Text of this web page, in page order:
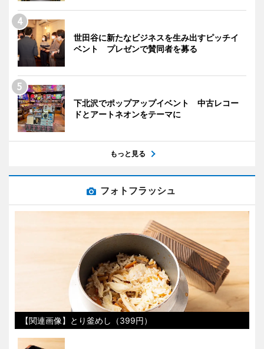
世田谷に新たなビジネスを生み出すピッチイ
ベント プレゼンで賛同者を募る
下北沢でポップアップイベント 中古レコー
ドとアートネオンをテーマに
もっと見る
フォトフラッシュ
【関連画像】とり釜めし（399円）